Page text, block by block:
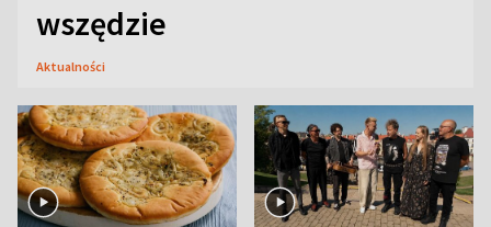
wszędzie
Aktualności